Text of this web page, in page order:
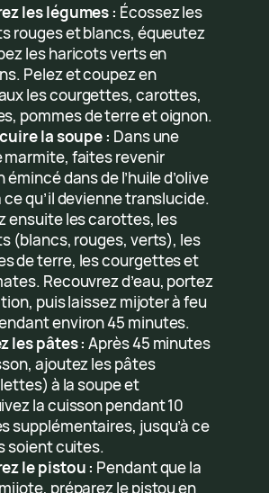
les légumes : Écossez les
rouges et blancs, équeutez
les haricots verts en
Pelez et coupez en
les courgettes, carottes,
pommes de terre et oignon.
la soupe : Dans une
marmite, faites revenir
émincé dans de l’huile d’olive
ce qu’il devienne translucide.
ensuite les carottes, les
(blancs, rouges, verts), les
de terre, les courgettes et
Recouvrez d’eau, portez
puis laissez mijoter à feu
environ 45 minutes.
les pâtes : Après 45 minutes
ajoutez les pâtes
à la soupe et
la cuisson pendant 10
supplémentaires, jusqu’à ce
soient cuites.
le pistou : Pendant que la
préparez le pistou en